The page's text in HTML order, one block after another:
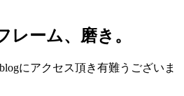
レーム、磨き。
にアクセス頂き有難うございま